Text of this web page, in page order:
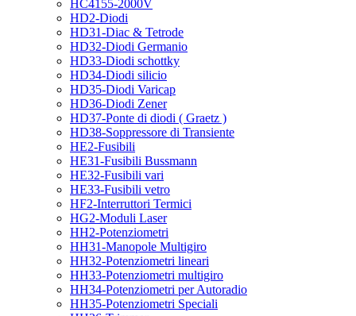
HC4155-2000V
HD2-Diodi
HD31-Diac & Tetrode
HD32-Diodi Germanio
HD33-Diodi schottky
HD34-Diodi silicio
HD35-Diodi Varicap
HD36-Diodi Zener
HD37-Ponte di diodi ( Graetz )
HD38-Soppressore di Transiente
HE2-Fusibili
HE31-Fusibili Bussmann
HE32-Fusibili vari
HE33-Fusibili vetro
HF2-Interruttori Termici
HG2-Moduli Laser
HH2-Potenziometri
HH31-Manopole Multigiro
HH32-Potenziometri lineari
HH33-Potenziometri multigiro
HH34-Potenziometri per Autoradio
HH35-Potenziometri Speciali